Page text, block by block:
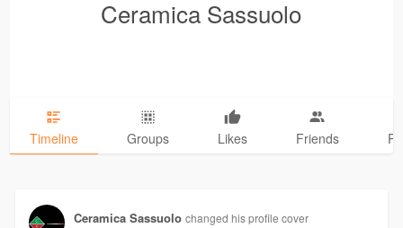
Ceramica Sassuolo
Timeline Groups Likes Friends
Ceramica Sassuolo changed his profile cover